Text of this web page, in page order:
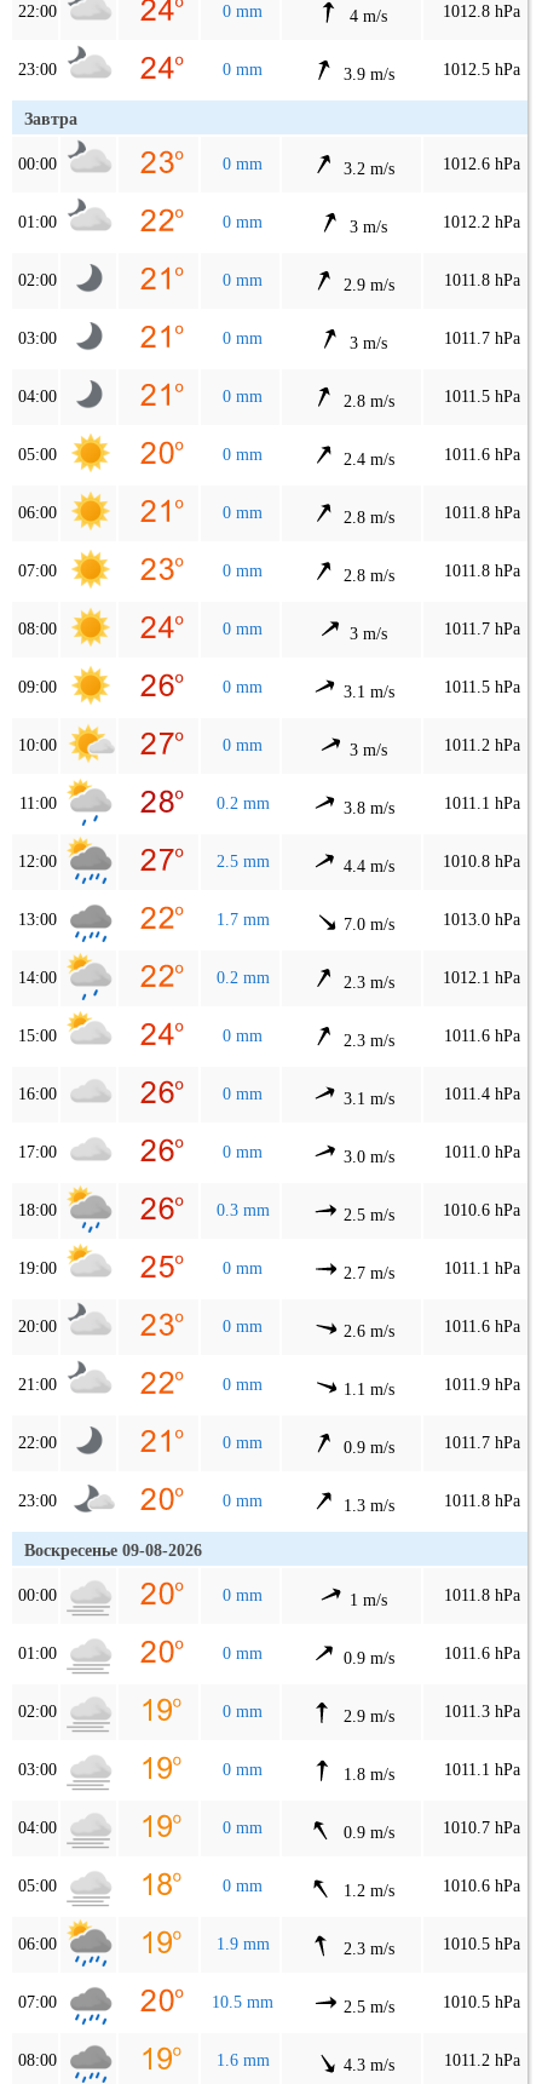
22:00 0 mm 4 m/s 1012.8 hPa
23:00 0 mm 3.9 m/s 1012.5 hPa
Завтра
00:00 0 mm 3.2 m/s 1012.6 hPa
01:00 0 mm 3 m/s 1012.2 hPa
02:00 0 mm 2.9 m/s 1011.8 hPa
03:00 0 mm 3 m/s 1011.7 hPa
04:00 0 mm 2.8 m/s 1011.5 hPa
05:00 0 mm 2.4 m/s 1011.6 hPa
06:00 0 mm 2.8 m/s 1011.8 hPa
07:00 0 mm 2.8 m/s 1011.8 hPa
08:00 0 mm 3 m/s 1011.7 hPa
09:00 0 mm 3.1 m/s 1011.5 hPa
10:00 0 mm 3 m/s 1011.2 hPa
11:00 0.2 mm 3.8 m/s 1011.1 hPa
12:00 2.5 mm 4.4 m/s 1010.8 hPa
13:00 1.7 mm 7.0 m/s 1013.0 hPa
14:00 0.2 mm 2.3 m/s 1012.1 hPa
15:00 0 mm 2.3 m/s 1011.6 hPa
16:00 0 mm 3.1 m/s 1011.4 hPa
17:00 0 mm 3.0 m/s 1011.0 hPa
18:00 0.3 mm 2.5 m/s 1010.6 hPa
19:00 0 mm 2.7 m/s 1011.1 hPa
20:00 0 mm 2.6 m/s 1011.6 hPa
21:00 0 mm 1.1 m/s 1011.9 hPa
22:00 0 mm 0.9 m/s 1011.7 hPa
23:00 0 mm 1.3 m/s 1011.8 hPa
Воскресенье 09-08-2026
00:00 0 mm 1 m/s 1011.8 hPa
01:00 0 mm 0.9 m/s 1011.6 hPa
02:00 0 mm 2.9 m/s 1011.3 hPa
03:00 0 mm 1.8 m/s 1011.1 hPa
04:00 0 mm 0.9 m/s 1010.7 hPa
05:00 0 mm 1.2 m/s 1010.6 hPa
06:00 1.9 mm 2.3 m/s 1010.5 hPa
07:00 10.5 mm 2.5 m/s 1010.5 hPa
08:00 1.6 mm 4.3 m/s 1011.2 hPa